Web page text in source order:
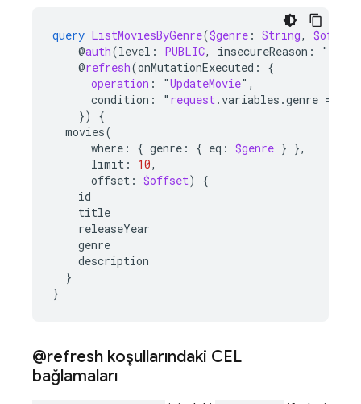
query ListMoviesByGenre($genre : String, $offset
@auth(level : PUBLIC, insecureReason : "
@refresh(onMutationExecuted :
{
operation : "UpdateMovie" ,
condition : " request.variables.genre =
})
{
movies(
where : { genre : { eq : $genre } },
limit : 10,
offset : $offset)
{
id
title
releaseYear
genre
description
}
}
@refresh koşullarındaki CEL
bağlamaları